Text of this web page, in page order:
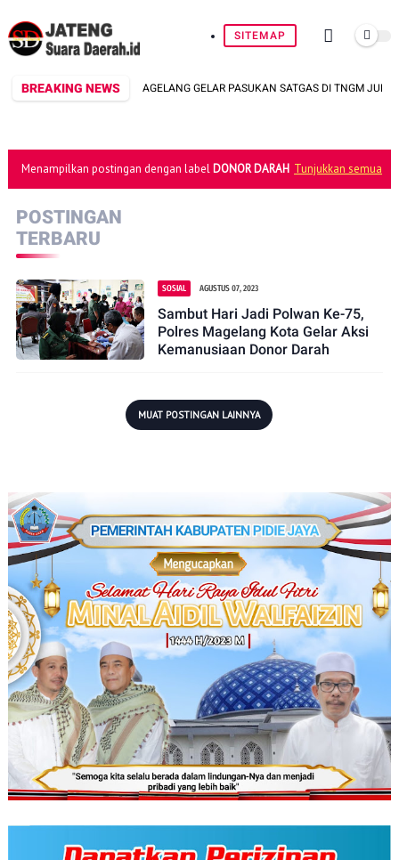
SITEMAP
BREAKING NEWS
POLRESTA MAGELANG GELAR PASUKAN SATGAS DI TNGM JURANG
Menampilkan postingan dengan label DONOR DARAH Tunjukkan semua
POSTINGAN
TERBARU
SOSIAL AGUSTUS 07, 2023
Sambut Hari Jadi Polwan Ke-75,
Polres Magelang Kota Gelar Aksi
Kemanusiaan Donor Darah
MUAT POSTINGAN LAINNYA